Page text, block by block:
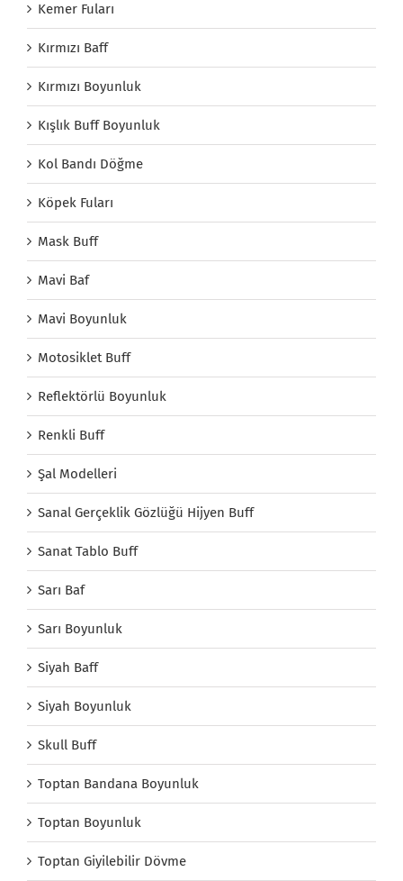
Kemer Fuları
Kırmızı Baff
Kırmızı Boyunluk
Kışlık Buff Boyunluk
Kol Bandı Döğme
Köpek Fuları
Mask Buff
Mavi Baf
Mavi Boyunluk
Motosiklet Buff
Reflektörlü Boyunluk
Renkli Buff
Şal Modelleri
Sanal Gerçeklik Gözlüğü Hijyen Buff
Sanat Tablo Buff
Sarı Baf
Sarı Boyunluk
Siyah Baff
Siyah Boyunluk
Skull Buff
Toptan Bandana Boyunluk
Toptan Boyunluk
Toptan Giyilebilir Dövme